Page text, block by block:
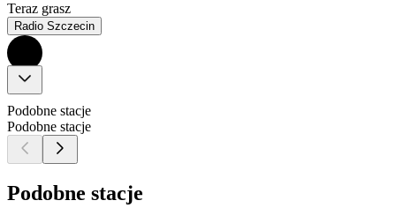
Teraz grasz
Radio Szczecin
Podobne stacje
Podobne stacje
Podobne stacje